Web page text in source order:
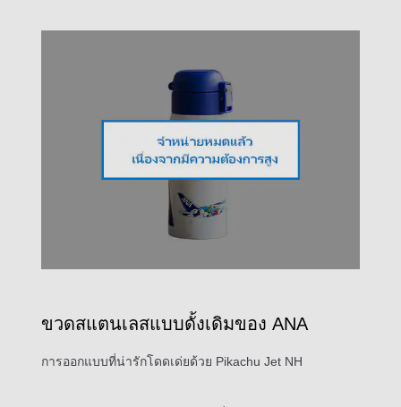
ขวดสแตนเลสแบบดั้งเดิมของ ANA
การออกแบบที่น่ารักโดดเด่ยด้วย Pikachu Jet NH